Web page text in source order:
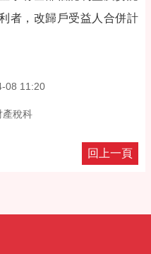
者，改歸戶受益人合併計
08 11:20
產稅科
回上一頁